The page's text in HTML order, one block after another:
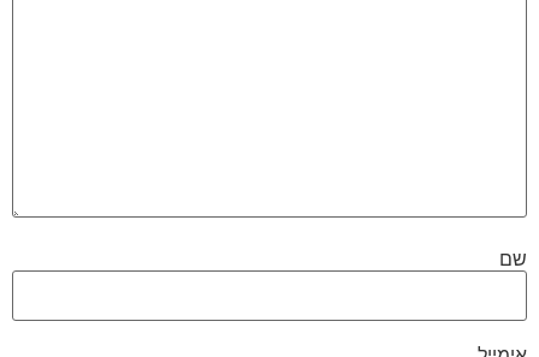
שם